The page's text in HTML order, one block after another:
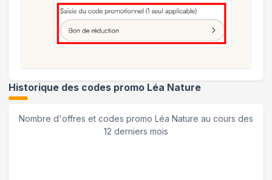
Historique des codes promo Léa Nature
Nombre d'offres et codes promo Léa Nature au cours des
12 derniers mois